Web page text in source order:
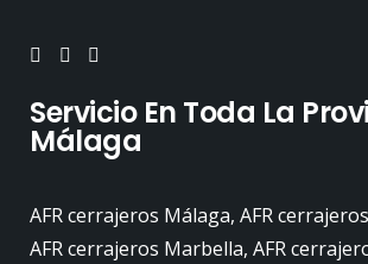
Servicio En Toda La
Málaga
AFR cerrajeros Málaga, AFR
AFR cerrajeros Marbella, AFR